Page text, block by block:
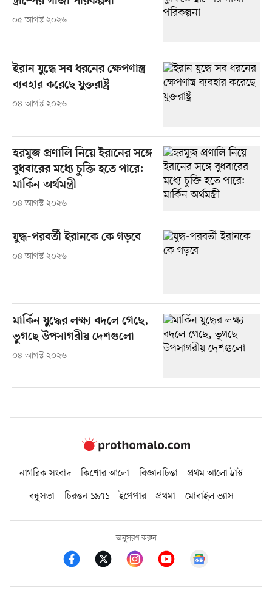
০৫ আগস্ট ২০২৬
ইরান যুদ্ধে সব ধরনের ক্ষেপণাস্ত্র
ব্যবহার করেছে যুক্তরাষ্ট্র
০৪ আগস্ট ২০২৬
হরমুজ প্রণালি নিয়ে ইরানের সঙ্গে
বুধবারের মধ্যে চুক্তি হতে পারে:
মার্কিন অর্থমন্ত্রী
০৪ আগস্ট ২০২৬
যুদ্ধ-পরবর্তী ইরানকে কে গড়বে
০৪ আগস্ট ২০২৬
মার্কিন যুদ্ধের লক্ষ্য বদলে গেছে,
ভুগছে উপসাগরীয় দেশগুলো
০৪ আগস্ট ২০২৬
নাগরিক সংবাদ কিশোর আলো বিজ্ঞানচিন্তা
প্রথম আলো ট্রাস্ট
বন্ধুসভা
চিরন্তন ১৯৭১ ইপেপার প্রথমা মোবাইল ভ্যাস
অনুসরণ করুন